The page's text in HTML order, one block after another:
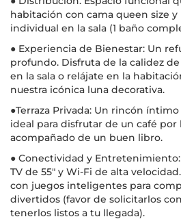
habitación con cama queen size y
individual en la sala (1 baño
● Experiencia de Bienestar: Un
profundo. Disfruta de la calidez
en la sala o relájate en la
nuestra icónica luna decorativa.
●Terraza Privada: Un rincón
ideal para disfrutar de un café por
acompañado de un buen libro.
● Conectividad y
TV de 55" y Wi-Fi de alta
con juegos inteligentes para
divertidos (favor de solicitarlos
tenerlos listos a tu llegada).